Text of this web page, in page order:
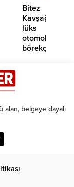
Bitez
Kavşağı’nda
lüks
otomobil
börekçiye
alan, belgeye dayalı